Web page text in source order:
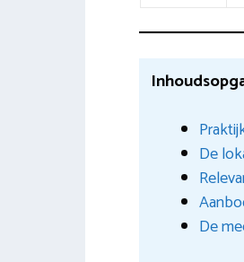
De
De